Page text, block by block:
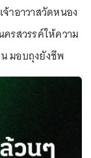
าอาวาสวัดหนอง
รสวรรค์ให้ความ
มอบถุงยังชีพ